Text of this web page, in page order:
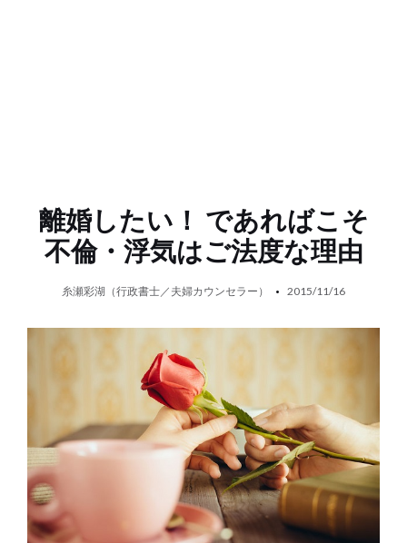
離婚したい！ であればこそ
不倫・浮気はご法度な理由
糸瀬彩湖（行政書士／夫婦カウンセラー） 2015/11/16